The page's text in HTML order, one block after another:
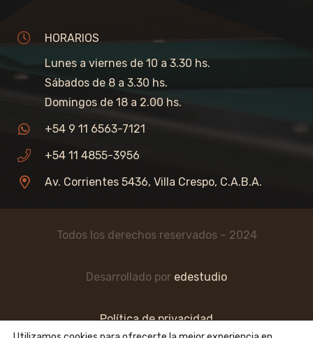
HORARIOS
Lunes a viernes de 10 a 3.30 hs.
Sábados de 8 a 3.30 hs.
Domingos de 18 a 2.00 hs.
+54 9 11 6563-7121
+54 11 4855-3956
Av. Corrientes 5436, Villa Crespo, C.A.B.A.
Todos los derechos reservados – 2024
Desarrollado por edestudio
Política de privacidad